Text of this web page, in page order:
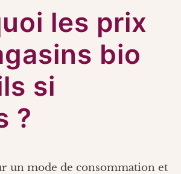
les prix
bio
si
?
un mode de consommation et